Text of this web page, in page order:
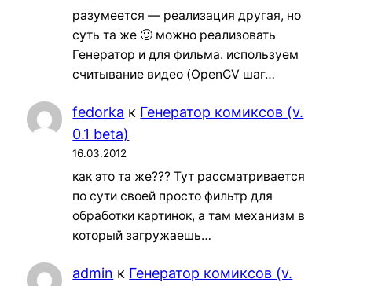
разумеется — реализация другая, но
суть та же 🙂 можно реализовать
Генератор и для фильма. используем
считывание видео (OpenCV шаг…
fedorka к Генератор комиксов (v.
0.1 beta)
16.03.2012
как это та же??? Тут рассматривается
по сути своей просто фильтр для
обработки картинок, а там механизм в
который загружаешь…
admin к Генератор комиксов (v.